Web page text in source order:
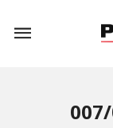
innholdet